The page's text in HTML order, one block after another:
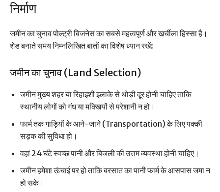
निर्माण
जमीन का चुनाव पोल्ट्री बिजनेस का सबसे महत्वपूर्ण और खर्चीला हिस्सा है।
शेड बनाते समय निम्नलिखित बातों का विशेष ध्यान रखें:
जमीन का चुनाव (Land Selection)
जमीन मुख्य शहर या रिहाइशी इलाके से थोड़ी दूर होनी चाहिए ताकि
स्थानीय लोगों को गंध या मक्खियों से परेशानी न हो।
फार्म तक गाड़ियों के आने-जाने (Transportation) के लिए पक्की
सड़क की सुविधा हो।
वहां 24 घंटे स्वच्छ पानी और बिजली की उत्तम व्यवस्था होनी चाहिए।
जमीन हमेशा ऊंचाई पर हो ताकि बरसात का पानी फार्म के आसपास जमा न
हो सके।